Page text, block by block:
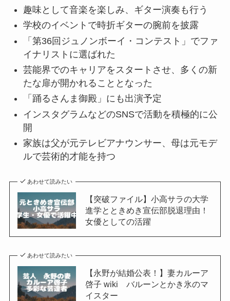
趣味として音楽を楽しみ、ギター演奏も行う
学校のイベントで時折ギターの腕前を披露
「第36回ジュノンボーイ・コンテスト」でファ
イナリストに選ばれた
芸能界でのキャリアをスタートさせ、多くの新
たな扉が開かれることとなった
「踊るさんま御殿」にも出演予定
インスタグラムなどのSNSで活動を積極的に公
開
家族は父が元テレビアナウンサー、母は元モデ
ルで芸術的才能を持つ
あわせて読みたい
【突破ファイル】小高サラの大学
進学とときめき宣伝部脱退理由！
女優としての活躍
あわせて読みたい
【永野が結婚公表！】妻カルーア
啓子 wiki バルーンとかき氷のマ
イスター